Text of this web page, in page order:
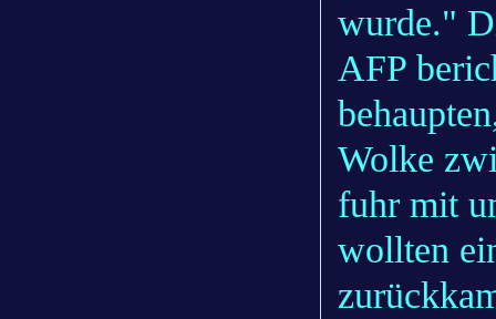
wurde."
AFP
Wolke
fuhr mit
wollten